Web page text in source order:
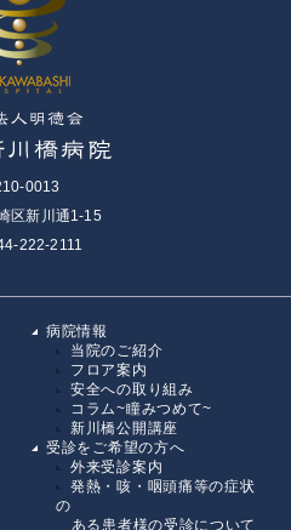
0013
区新川通1-15
222-2111
病院情報
当院のご紹介
フロア案内
安全への取り組み
コラム~瞳みつめて~
新川橋公開講座
受診をご希望の方へ
外来受診案内
発熱・咳・咽頭痛等の症状
の
ある患者様の受診について